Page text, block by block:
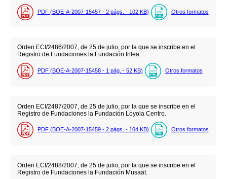
PDF (BOE-A-2007-15457 - 2 págs. - 102 KB) Otros formatos
Orden ECI/2486/2007, de 25 de julio, por la que se inscribe en el
Registro de Fundaciones la Fundación Inlea.
PDF (BOE-A-2007-15458 - 1 pág. - 52 KB) Otros formatos
Orden ECI/2487/2007, de 25 de julio, por la que se inscribe en el
Registro de Fundaciones la Fundación Loyola Centro.
PDF (BOE-A-2007-15459 - 2 págs. - 104 KB) Otros formatos
Orden ECI/2488/2007, de 25 de julio, por la que se inscribe en el
Registro de Fundaciones la Fundación Musaat.